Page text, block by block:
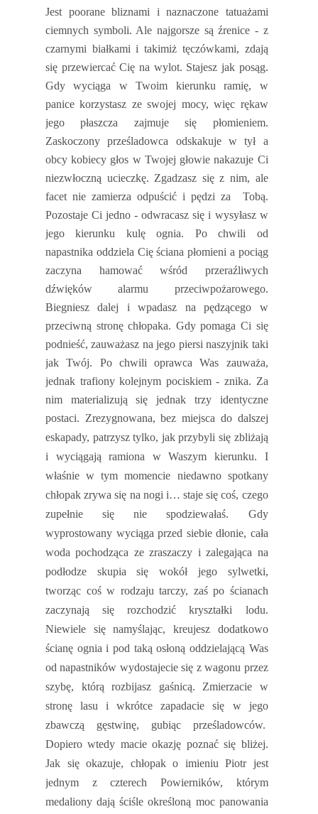
Jest poorane bliznami i naznaczone tatuażami
ciemnych symboli. Ale najgorsze są źrenice - z
czarnymi białkami i takimiż tęczówkami, zdają
się przewiercać Cię na wylot. Stajesz jak posąg.
Gdy wyciąga w Twoim kierunku ramię, w
panice korzystasz ze swojej mocy, więc rękaw
jego płaszcza zajmuje się płomieniem.
Zaskoczony prześladowca odskakuje w tył a
obcy kobiecy głos w Twojej głowie nakazuje Ci
niezwłoczną ucieczkę. Zgadzasz się z nim, ale
facet nie zamierza odpuścić i pędzi za
Tobą.
Pozostaje Ci jedno - odwracasz się i wysyłasz w
jego kierunku kulę ognia. Po chwili od
napastnika oddziela Cię ściana płomieni a pociąg
zaczyna hamować wśród przeraźliwych
dźwięków alarmu przeciwpożarowego.
Biegniesz dalej i wpadasz na pędzącego w
przeciwną stronę chłopaka. Gdy pomaga Ci się
podnieść, zauważasz na jego piersi naszyjnik taki
jak Twój. Po chwili oprawca Was zauważa,
jednak trafiony kolejnym pociskiem - znika. Za
nim materializują się jednak trzy identyczne
postaci. Zrezygnowana, bez miejsca do dalszej
eskapady, patrzysz tylko, jak przybyli się zbliżają
i wyciągają ramiona w Waszym kierunku. I
właśnie w tym momencie niedawno spotkany
chłopak zrywa się na nogi i… staje się coś, czego
zupełnie się nie spodziewałaś. Gdy
wyprostowany wyciąga przed siebie dłonie, cała
woda pochodząca ze zraszaczy i zalegająca na
podłodze skupia się wokół jego sylwetki,
tworząc coś w rodzaju tarczy, zaś po ścianach
zaczynają się rozchodzić kryształki lodu.
Niewiele się namyślając, kreujesz dodatkowo
ścianę ognia i pod taką osłoną oddzielającą Was
od napastników wydostajecie się z wagonu przez
szybę, którą rozbijasz gaśnicą. Zmierzacie w
stronę lasu i wkrótce zapadacie się w jego
zbawczą gęstwinę, gubiąc prześladowców.
Dopiero wtedy macie okazję poznać się bliżej.
Jak się okazuje, chłopak o imieniu Piotr jest
jednym z czterech Powierników, którym
medaliony dają ściśle określoną moc panowania